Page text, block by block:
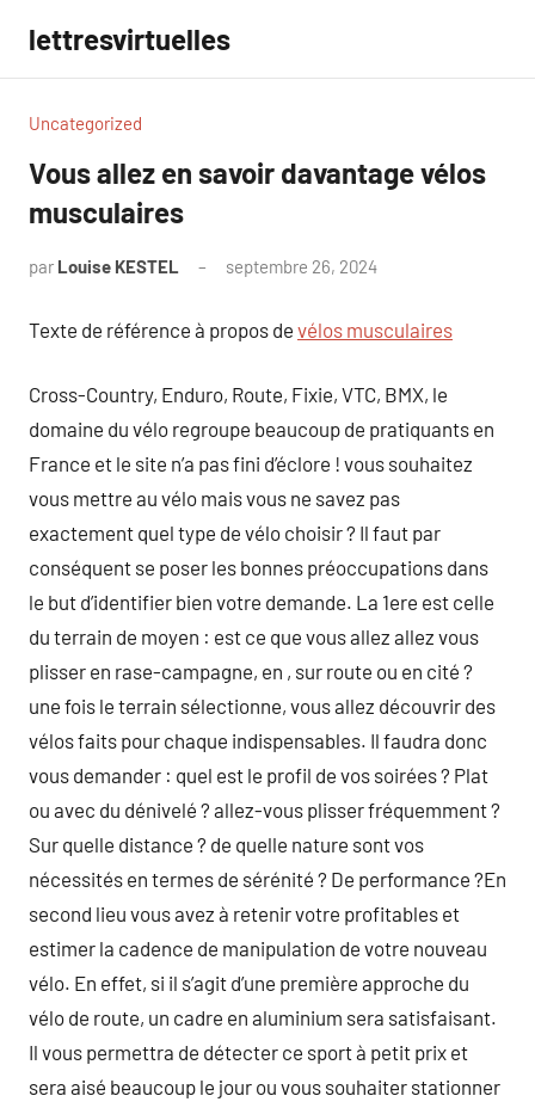
contenu
lettresvirtuelles
Uncategorized
Vous allez en savoir davantage vélos
musculaires
par Louise KESTEL septembre 26, 2024
Texte de référence à propos de vélos musculaires
Cross-Country, Enduro, Route, Fixie, VTC, BMX, le
domaine du vélo regroupe beaucoup de pratiquants en
France et le site n’a pas fini d’éclore ! vous souhaitez
vous mettre au vélo mais vous ne savez pas
exactement quel type de vélo choisir ? Il faut par
conséquent se poser les bonnes préoccupations dans
le but d’identifier bien votre demande. La 1ere est celle
du terrain de moyen : est ce que vous allez allez vous
plisser en rase-campagne, en , sur route ou en cité ?
une fois le terrain sélectionne, vous allez découvrir des
vélos faits pour chaque indispensables. Il faudra donc
vous demander : quel est le profil de vos soirées ? Plat
ou avec du dénivelé ? allez-vous plisser fréquemment ?
Sur quelle distance ? de quelle nature sont vos
nécessités en termes de sérénité ? De performance ?En
second lieu vous avez à retenir votre profitables et
estimer la cadence de manipulation de votre nouveau
vélo. En effet, si il s’agit d’une première approche du
vélo de route, un cadre en aluminium sera satisfaisant.
Il vous permettra de détecter ce sport à petit prix et
sera aisé beaucoup le jour ou vous souhaiter stationner